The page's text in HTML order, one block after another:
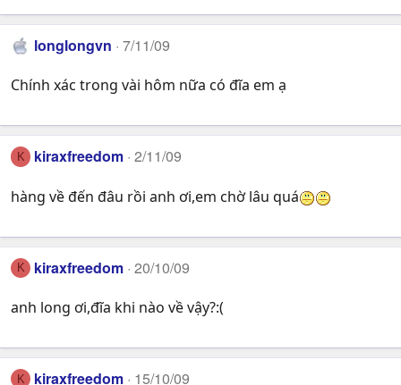
longlongvn 7/11/09
Chính xác trong vài hôm nữa có đĩa em ạ
K kiraxfreedom 2/11/09
hàng về đến đâu rồi anh ơi,em chờ lâu quá
K kiraxfreedom 20/10/09
anh long ơi,đĩa khi nào về vậy?:(
K kiraxfreedom 15/10/09